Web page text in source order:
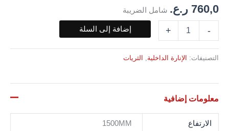
760,0 ر.ع. شامل الضريبة
-
معلقة
800MM
+ إضافة إلى السلة
التصنيفات: الإنارة الداخلية الثريات
معلومات إضافية
الارتفاع 1500MM